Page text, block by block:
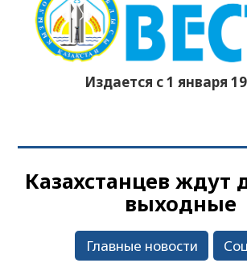
Издается с 1 января
Казахстанцев ждут
выходные
Главные новости